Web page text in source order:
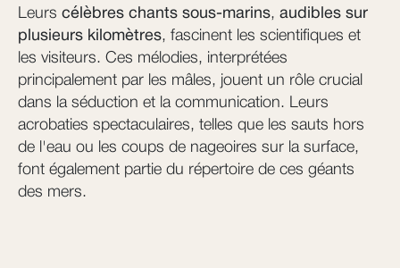
Leurs célèbres chants sous-marins, audibles sur
plusieurs kilomètres, fascinent les scientifiques et
les visiteurs. Ces mélodies, interprétées
principalement par les mâles, jouent un rôle crucial
dans la séduction et la communication. Leurs
acrobaties spectaculaires, telles que les sauts hors
de l'eau ou les coups de nageoires sur la surface,
font également partie du répertoire de ces géants
des mers.